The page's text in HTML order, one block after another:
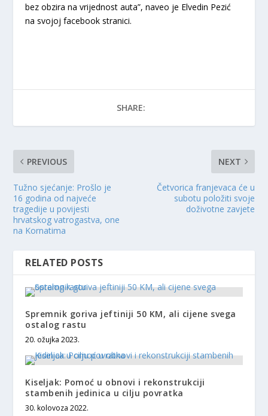
bez obzira na vrijednost auta”, naveo je Elvedin Pezić
na svojoj facebook stranici.
SHARE:
PREVIOUS
Tužno sjećanje: Prošlo je
16 godina od najveće
tragedije u povijesti
hrvatskog vatrogastva, one
na Kornatima
NEXT
Četvorica franjevaca će u
subotu položiti svoje
doživotne zavjete
RELATED POSTS
Spremnik goriva jeftiniji 50 KM, ali cijene svega
ostalog rastu
20. ožujka 2023.
Kiseljak: Pomoć u obnovi i rekonstrukciji
stambenih jedinica u cilju povratka
30. kolovoza 2022.